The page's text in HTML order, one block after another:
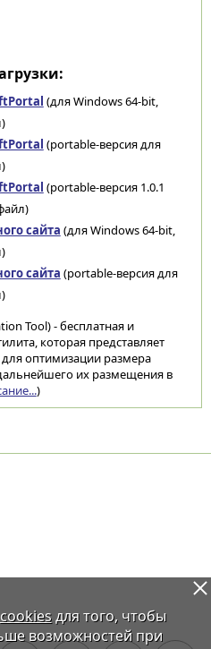
(для Windows 64-bit,
(portable-версия для
(portable-версия 1.0.1
сайта (для Windows 64-bit,
сайта (portable-версия для
Tool) - бесплатная и
которая представляет
оптимизации размера
их размещения в
)
cookiesдля того, чтобы
возможностей при